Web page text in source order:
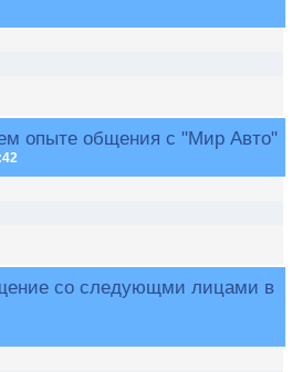
опыте общения с "Мир Авто"
со следующми лицами в